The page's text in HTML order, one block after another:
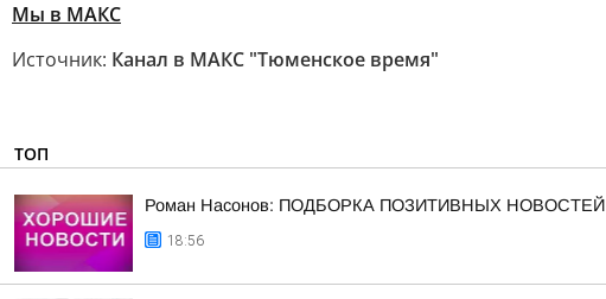
Мы в MAКС
Источник: Канал в МАКС "Тюменское время"
ТОП
Роман Насонов: ПОДБОРКА ПОЗИТИВНЫХ НОВОСТЕЙ
18:56